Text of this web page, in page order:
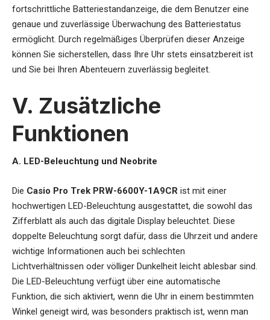
fortschrittliche Batteriestandanzeige, die dem Benutzer eine
genaue und zuverlässige Überwachung des Batteriestatus
ermöglicht. Durch regelmäßiges Überprüfen dieser Anzeige
können Sie sicherstellen, dass Ihre Uhr stets einsatzbereit ist
und Sie bei Ihren Abenteuern zuverlässig begleitet.
V. Zusätzliche
Funktionen
A. LED-Beleuchtung und Neobrite
Die Casio Pro Trek PRW-6600Y-1A9CR ist mit einer
hochwertigen LED-Beleuchtung ausgestattet, die sowohl das
Zifferblatt als auch das digitale Display beleuchtet. Diese
doppelte Beleuchtung sorgt dafür, dass die Uhrzeit und andere
wichtige Informationen auch bei schlechten
Lichtverhältnissen oder völliger Dunkelheit leicht ablesbar sind.
Die LED-Beleuchtung verfügt über eine automatische
Funktion, die sich aktiviert, wenn die Uhr in einem bestimmten
Winkel geneigt wird, was besonders praktisch ist, wenn man